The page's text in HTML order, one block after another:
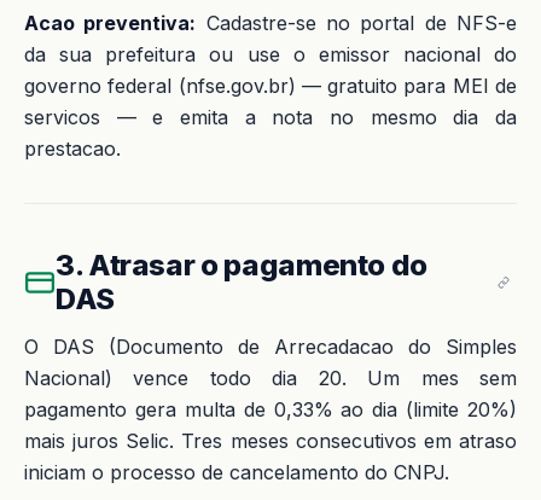
Acao preventiva: Cadastre-se no portal de NFS-e
da sua prefeitura ou use o emissor nacional do
governo federal (nfse.gov.br) — gratuito para MEI de
servicos — e emita a nota no mesmo dia da
prestacao.
3. Atrasar o pagamento do
DAS
O DAS (Documento de Arrecadacao do Simples
Nacional) vence todo dia 20. Um mes sem
pagamento gera multa de 0,33% ao dia (limite 20%)
mais juros Selic. Tres meses consecutivos em atraso
iniciam o processo de cancelamento do CNPJ.